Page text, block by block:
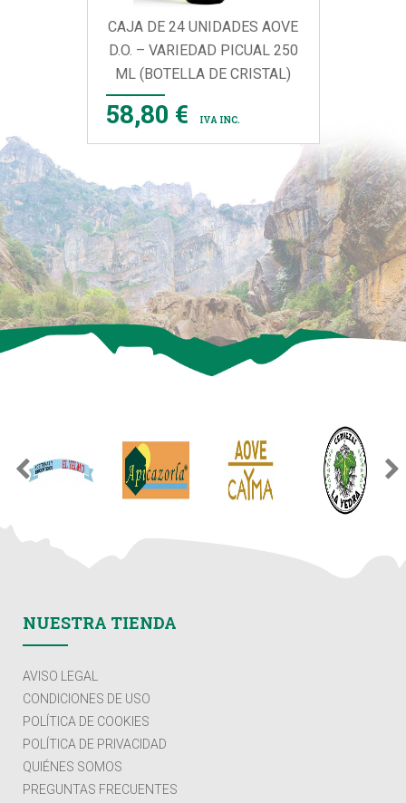
CAJA DE 24 UNIDADES AOVE
D.O. – VARIEDAD PICUAL 250
ML (BOTELLA DE CRISTAL)
58,80 € IVA INC.
NUESTRA TIENDA
AVISO LEGAL
CONDICIONES DE USO
POLÍTICA DE COOKIES
POLÍTICA DE PRIVACIDAD
QUIÉNES SOMOS
PREGUNTAS FRECUENTES